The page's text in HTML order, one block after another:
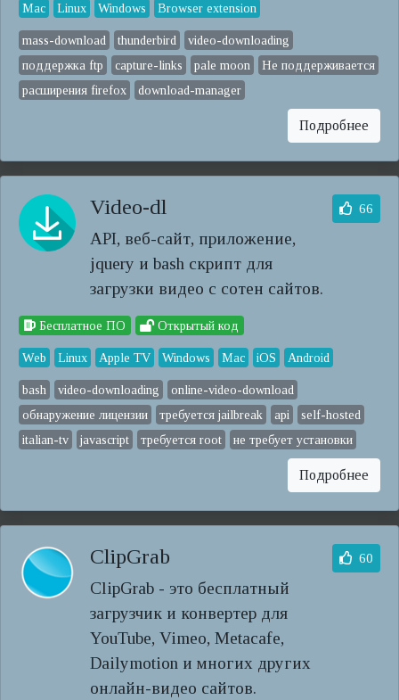
Mac Linux Windows Browser extension
mass-download thunderbird
video-downloading
поддержка ftp
capture-links pale moon
Не поддерживается
расширения firefox
download-manager
Подробнее
Video-dl
API, веб-сайт, приложение,
jquery и bash скрипт для
загрузки видео с сотен сайтов.
66
Бесплатное ПО Открытый код
Web Linux Apple TV Windows Mac iOS Android
bash video-downloading
online-video-download
обнаружение лицензии
требуется jailbreak api
self-hosted
italian-tv
javascript требуется root не требует установки
Подробнее
ClipGrab
ClipGrab - это бесплатный
загрузчик и конвертер для
YouTube, Vimeo, Metacafe,
Dailymotion и многих других
онлайн-видео сайтов.
60